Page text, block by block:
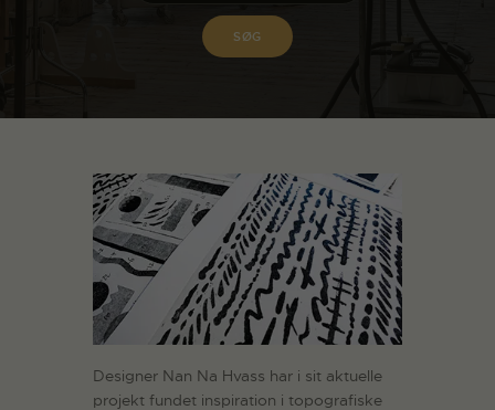
Designer Nan Na Hvass har i sit aktuelle
projekt fundet inspiration i topografiske